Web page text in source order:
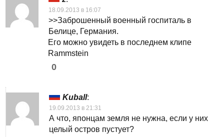
18.09.2013 в 16:07
>>Заброшенный военный госпиталь в
Белице, Германия.
Его можно увидеть в последнем клипе
Rammstein
0
Kuball:
19.09.2013 в 21:31
А что, японцам земля не нужна, если у них
целый остров пустует?